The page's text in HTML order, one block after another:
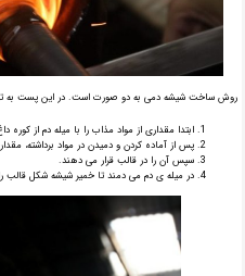
روش ساخت شیشه دمی به دو صورت است. در این پست به
ابتدا مقداری از مواد مذاب را با میله دم از کوره
پس از آماده کردن و دمیدن در مواد برداشته،
سپس آن را در قالب قرار می دهند.
در میله ی دم می‌ دمند تا خمیر شیشه شکل قالب